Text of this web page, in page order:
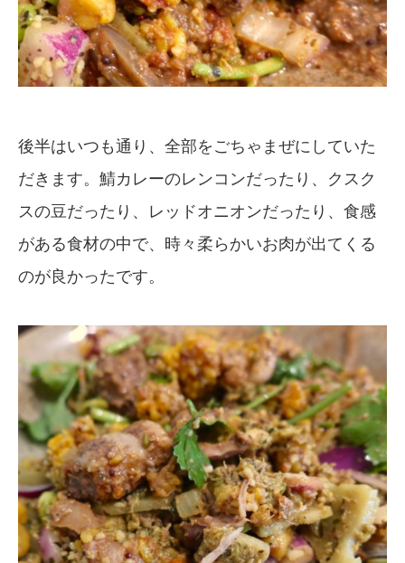
後半はいつも通り、全部をごちゃまぜにしていた
だきます。鯖カレーのレンコンだったり、クスク
スの豆だったり、レッドオニオンだったり、食感
がある食材の中で、時々柔らかいお肉が出てくる
のが良かったです。